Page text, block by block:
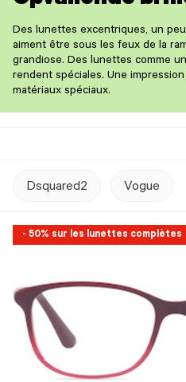
Des lunettes excentriques, un
aiment être sous les feux de la
grandiose. Des lunettes comme
rendent spéciales. Une
matériaux spéciaux.
Dsquared2 Vogue
- 50% sur les lunettes complètes